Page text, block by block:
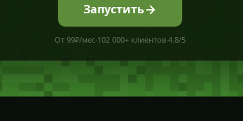
Запустить
От 99₽/мес·102 000+ клиентов·4.8/5